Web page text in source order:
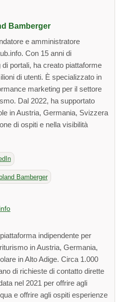
Bamberger
e amministratore
Con 15 anni di
portali, ha creato piattaforme
di utenti. È specializzato in
marketing per il settore
Dal 2022, ha supportato
in Austria, Germania, Svizzera
di ospiti e nella visibilità
Bamberger
indipendente per
in Austria, Germania,
in Alto Adige. Circa 1.000
di richieste di contatto dirette
nel 2021 per offrire agli
e offrire agli ospiti esperienze